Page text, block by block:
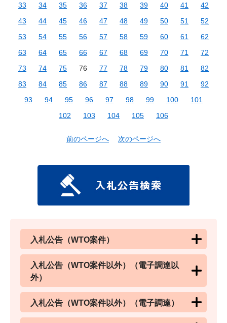
33
34 35 36 37 38 39 40 41
42
43
44 45 46 47 48 49 50 51
52
53
54 55 56 57 58 59 60 61
62
63
64 65 66 67 68 69 70 71
72
73
74 75 76 77 78 79 80 81
82
83
84 85 86 87 88 89 90 91
92
93
94 95 96 97 98 99 100
101
102
103 104 105 106
前のページへ 次のページへ
入札公告（WTO案件）
入札公告（WTO案件以外）（電子調達以
外）
入札公告（WTO案件以外）（電子調達）